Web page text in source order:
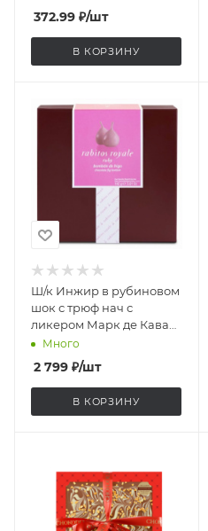
372.99 ₽/шт
В КОРЗИНУ
Ш/к Инжир в рубиновом
шок с трюф нач с
ликером Марк де Кава
№8 142г Испания
Много
2 799 ₽/шт
В КОРЗИНУ